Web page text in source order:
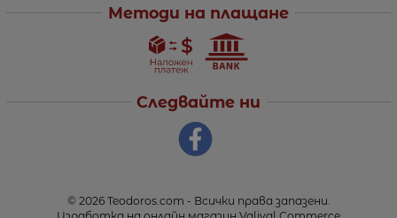
Методи на плащане
Следвайте ни
© 2026 Teodoros.com - Всички права запазени.